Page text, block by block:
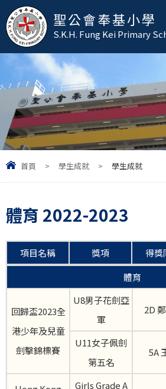
聖公會奉基小學
S.K.H. Fung Kei Primary
首頁 > 學生成就 > 學生成就
體育 2022-2023
項目名稱 獎項 得獎
體育
回歸盃2023全
港少年及兒童
劍擊錦標賽
U8男子花劍亞
軍
2D
U11女子佩劍
第五名
5A
Girls Grade A